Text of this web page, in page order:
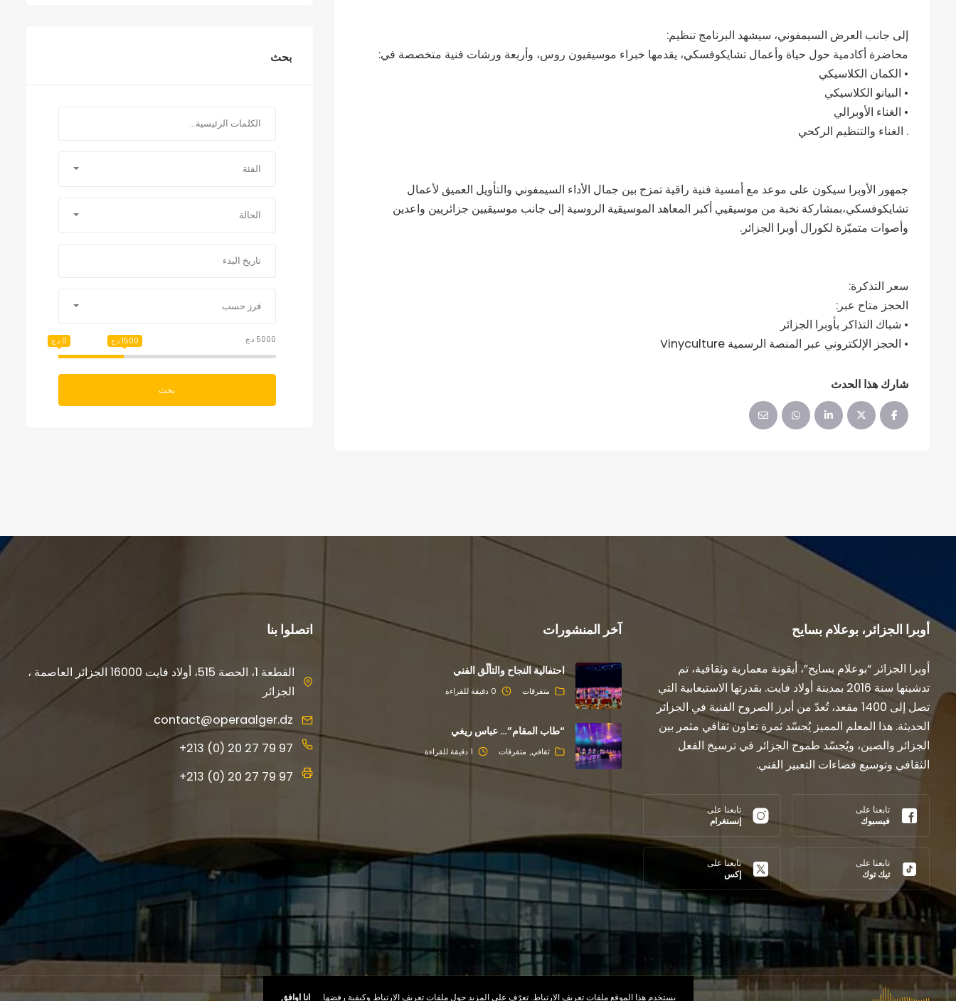
إلى جانب العرض السيمفوني، سيشهد البرنامج تنظيم:
محاضرة أكادمية حول حياة وأعمال تشايكوفسكي، يقدمها خبراء موسيقيون روس، وأربعة ورشات فنية متخصصة في:
• الكمان الكلاسيكي
• البيانو الكلاسيكي
• الغناء الأوبرالي
. الغناء والتنظيم الركحي
جمهور الأوبرا سيكون على موعد مع أمسية فنية راقية تمزج بين جمال الأداء السيمفوني والتأويل العميق لأعمال
تشايكوفسكي،بمشاركة نخبة من موسيقيي أكبر المعاهد الموسيقية الروسية إلى جانب موسيقيين جزائريين واعدين
وأصوات متميّزة لكورال أوبرا الجزائر.
سعر التذكرة:
الحجز متاح عبر:
• شباك التذاكر بأوبرا الجزائر
• الحجز الإلكتروني عبر المنصة الرسمية Vinyculture
شارك هذا الحدث
بحث
الفئة
الحالة
فرز حسب
5000 د.ج 0 د.ج 1500 د.ج
بحث
اتصلوا بنا
القطعة 1، الحصة 515، أولاد فايت 16000 الجزائر العاصمة ،
الجزائر
contact@operaalger.dz
+213 (0) 20 27 79 97
+213 (0) 20 27 79 97
آخر المنشورات
احتفالية النجاح والتألّق الفني
متفرقات 0 دقيقة للقراءة
“طاب المقام”… عباس ريغي
ثقافي متفرقات 1 دقيقة للقراءة
أوبرا الجزائر، بوعلام بسايح
أوبرا الجزائر “بوعلام بسايح”، أيقونة معمارية وثقافية، تم
تدشينها سنة 2016 بمدينة أولاد فايت. بقدرتها الاستيعابية التي
تصل إلى 1400 مقعد، تُعدّ من أبرز الصروح الفنية في الجزائر
الحديثة. هذا المعلم المميز يُجسّد ثمرة تعاون ثقافي مثمر بين
الجزائر والصين، ويُجسّد طموح الجزائر في ترسيخ الفعل
الثقافي وتوسيع فضاءات التعبير الفني.
تابعنا على
فيسبوك
تابعنا على
إنستغرام
تابعنا على
تيك توك
تابعنا على
إكس
يستخدم هذا الموقع ملفات تعريف الارتباط. تعرّف على المزيد حول ملفات تعريف الارتباط وكيفية رفضها. انا اوافق